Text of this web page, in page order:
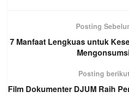
Posting
7 Manfaat Lengkuas untuk
Posting
Film Dokumenter DJUM Raih